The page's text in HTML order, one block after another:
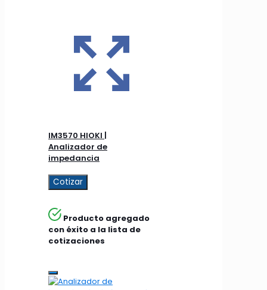
IM3570 HIOKI |
Analizador de
impedancia
Cotizar
Producto agregado
con éxito a la lista de
cotizaciones